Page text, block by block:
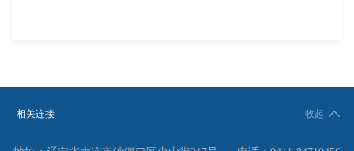
相关连接 收起